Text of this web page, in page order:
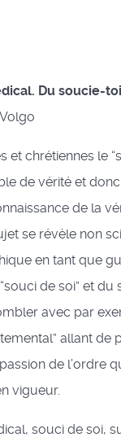
Du soucie-
et chrétiennes le
de vérité et
de la
se révèle non
en tant que
de soi” et
avec par
allant de
de l’ordre
vigueur.
souci de soi,